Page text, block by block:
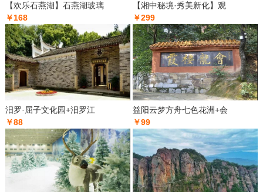
【欢乐石燕湖】石燕湖玻璃
￥168
【湘中秘境·秀美新化】观
￥299
汨罗·屈子文化园+汨罗江
￥88
益阳云梦方舟七色花洲+会
￥99